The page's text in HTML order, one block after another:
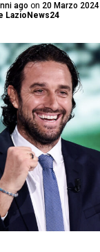
ago on 20 Marzo 2024
LazioNews24